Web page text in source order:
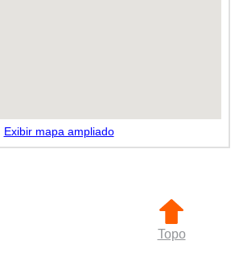
Exibir mapa ampliado
Topo